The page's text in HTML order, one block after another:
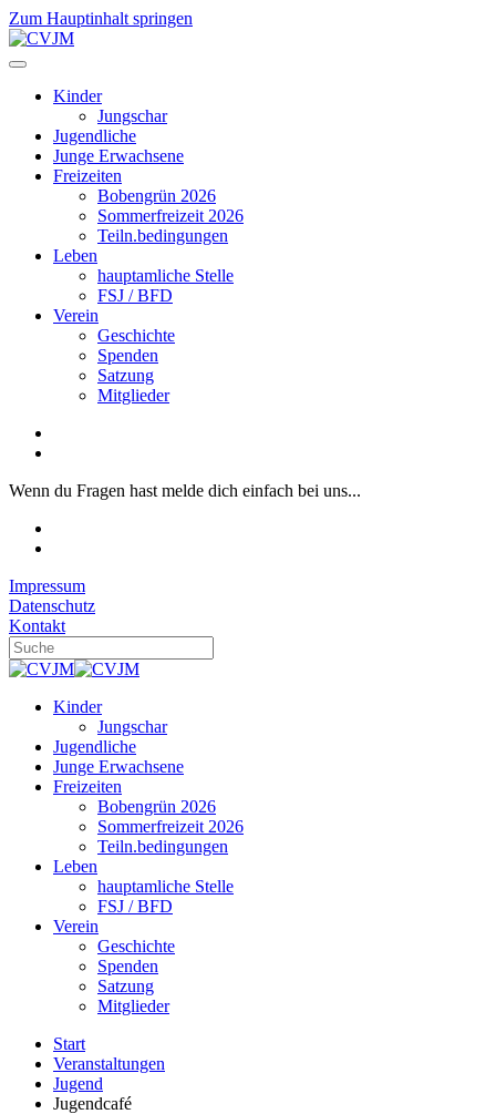
Zum Hauptinhalt springen
Kinder
Jungschar
Jugendliche
Junge Erwachsene
Freizeiten
Bobengrün 2026
Sommerfreizeit 2026
Teiln.bedingungen
Leben
hauptamliche Stelle
FSJ / BFD
Verein
Geschichte
Spenden
Satzung
Mitglieder
Wenn du Fragen hast melde dich einfach bei uns...
Impressum
Datenschutz
Kontakt
Kinder
Jungschar
Jugendliche
Junge Erwachsene
Freizeiten
Bobengrün 2026
Sommerfreizeit 2026
Teiln.bedingungen
Leben
hauptamliche Stelle
FSJ / BFD
Verein
Geschichte
Spenden
Satzung
Mitglieder
Start
Veranstaltungen
Jugend
Jugendcafé